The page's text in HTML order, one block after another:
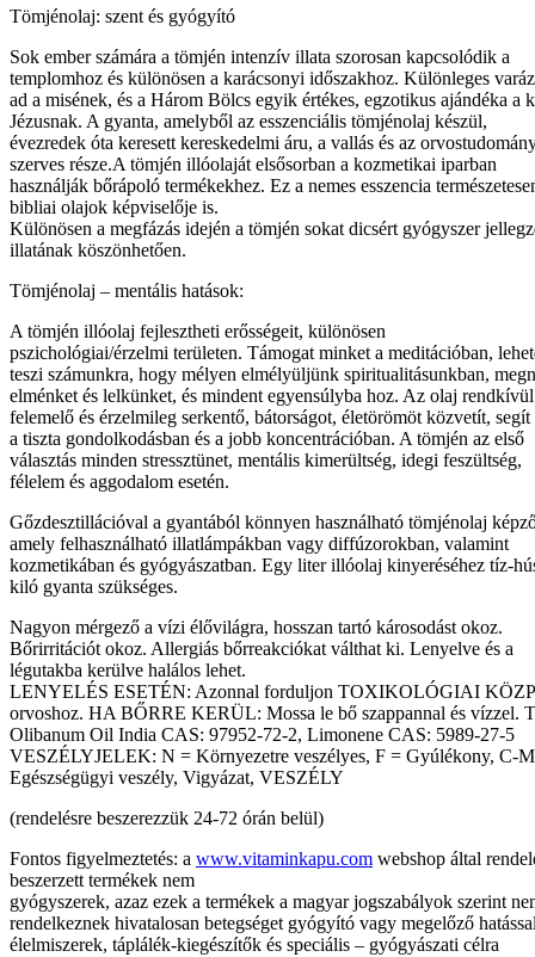
Tömjénolaj: szent és gyógyító
Sok ember számára a tömjén intenzív illata szorosan kapcsolódik a
templomhoz és különösen a karácsonyi időszakhoz. Különleges
ad a misének, és a Három Bölcs egyik értékes, egzotikus ajándéka a
Jézusnak. A gyanta, amelyből az esszenciális tömjénolaj készül,
évezredek óta keresett kereskedelmi áru, a vallás és az
szerves része.A tömjén illóolaját elsősorban a kozmetikai iparban
használják bőrápoló termékekhez. Ez a nemes esszencia
bibliai olajok képviselője is.
Különösen a megfázás idején a tömjén sokat dicsért gyógyszer
illatának köszönhetően.
Tömjénolaj – mentális hatások:
A tömjén illóolaj fejlesztheti erősségeit, különösen
pszichológiai/érzelmi területen. Támogat minket a meditációban,
teszi számunkra, hogy mélyen elmélyüljünk spiritualitásunkban,
elménket és lelkünket, és mindent egyensúlyba hoz. Az olaj rendkívül
felemelő és érzelmileg serkentő, bátorságot, életörömöt közvetít, segít
a tiszta gondolkodásban és a jobb koncentrációban. A tömjén az első
választás minden stressztünet, mentális kimerültség, idegi feszültség,
félelem és aggodalom esetén.
Gőzdesztillációval a gyantából könnyen használható tömjénolaj
amely felhasználható illatlámpákban vagy diffúzorokban, valamint
kozmetikában és gyógyászatban. Egy liter illóolaj kinyeréséhez tíz-
kiló gyanta szükséges.
Nagyon mérgező a vízi élővilágra, hosszan tartó károsodást okoz.
Bőrirritációt okoz. Allergiás bőrreakciókat válthat ki. Lenyelve és a
légutakba kerülve halálos lehet.
LENYELÉS ESETÉN: Azonnal forduljon TOXIKOLÓGIAI
orvoshoz. HA BŐRRE KERÜL: Mossa le bő szappannal és vízzel.
Olibanum Oil India CAS: 97952-72-2, Limonene CAS: 5989-27-5
VESZÉLYJELEK: N = Környezetre veszélyes, F = Gyúlékony, C-
Egészségügyi veszély, Vigyázat, VESZÉLY
(rendelésre beszerezzük 24-72 órán belül)
Fontos figyelmeztetés: a www.vitaminkapu.com webshop által
beszerzett termékek nem
gyógyszerek, azaz ezek a termékek a magyar jogszabályok szerint
rendelkeznek hivatalosan betegséget gyógyító vagy megelőző
élelmiszerek, táplálék-kiegészítők és speciális – gyógyászati célra